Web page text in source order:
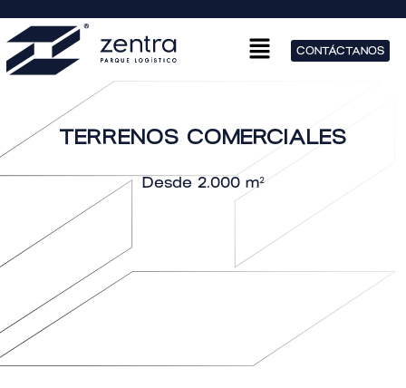
CONTÁCTANOS
TERRENOS COMERCIALES
Desde 2.000 m²